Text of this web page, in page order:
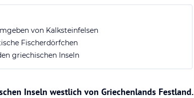
von Kalksteinfelsen
Fischerdörfchen
griechischen Inseln
Inseln westlich von Griechenlands Festland.